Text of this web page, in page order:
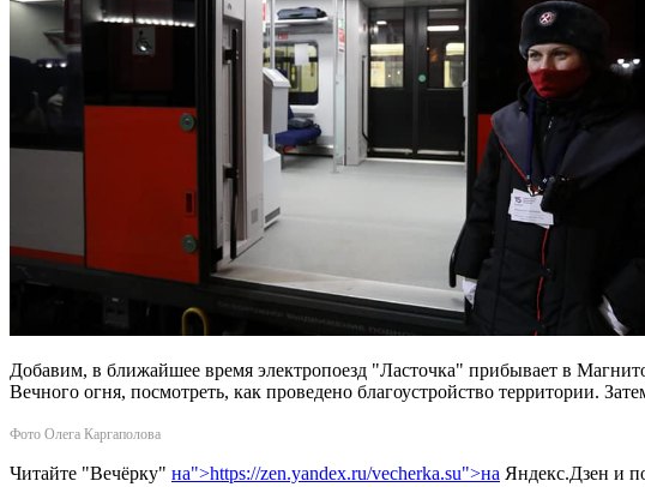
Добавим, в ближайшее время электропоезд "Ласточка" прибывает в
Вечного огня, посмотреть, как проведено благоустройство территории.
Фото Олега Каргаполова
Читайте "Вечёрку" на">https://zen.yandex.ru/vecherka.su">на Яндекс.Дзен и